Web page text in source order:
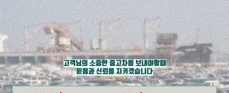
고객님의 소중한 중고차를 보내야할때
믿음과 신뢰를 지키겠습니다